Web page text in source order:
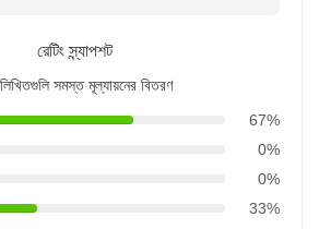
রেটিং স্ন্যাপশট
সমস্ত মূল্যায়নের বিতরণ
67%
0%
0%
33%